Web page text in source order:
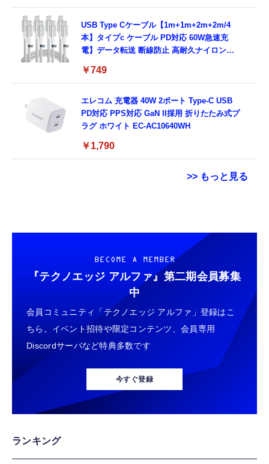
USB Type Cケーブル【1m+1m+2m+2m/4
本】タイプc ケーブル PD対応 60W急速充
電】データ転送 断線防止 高耐久ナイロン
MacBook、iPad Pro/Air、Galaxy、Sony、
￥749
エレコム 充電器 40W 2ポート Type-C USB
PD対応 PPS対応 GaN II採用 折りたたみ式プ
ラグ ホワイト EC-AC10640WH
￥1,790
>> もっと見る
￥949
タイプc 寝ホンイヤホン 寝ホン type-c 有線
睡眠用イヤホン 【音質強化バージョン
iPhone 15/16/17対応】横向きに寝ると耳が圧
迫されない ソフトシリコンで柔らかい 超軽量
超小型 外部ノイズ遮断 音質良い リモコン マ
イク付き 安眠 仕事 勉強 通勤通学最適（黑-
￥2,199
Lightning to 3.5mm イヤホンジャック 変換
MFi認証 【ハイレゾ音質】 内蔵DAC 遅延な
し 48ビット/96KHz 音量調節対応
電】データ転送 断線防止 高耐久ナイロン
iPhone 17/iPhone 16 /iPhone 15 /
MacBook、iPad Pro/Air、Galaxy、Sony、
Pixel Type C機種対応
￥749
ネックストラップ 携帯扇風機 首掛けストラッ
プ ハンディファン ストラップ 吊下げひも 首
掛け 長さ調節可能 (ホワイト 螺旋状)
￥999
エレコム 充電器 40W 2ポート Type-C USB
PD対応 PPS対応 GaN II採用 折りたたみ式プ
ラグ ホワイト EC-AC10640WH
用 折りたたみ式プラグ しろちゃん 【
iPhone16 15 等対応】 EC-AC6920WF
￥1,058
エレコム 充電器 Type-C USB-C 20W USB PD
対応 1ポート PSE認証品 GaN採用 折りたた
み式プラグ ホワイト 【 iPhone16 15 等対
応】 EC-AC6820WH
￥790
エレコム 充電器 45W 2ポート Type-C USB-A
USB PD対応 PPS対応 GaN II採用 折りたた
み式プラグ ホワイト EC-AC11045WH
BECOME A MEMBER
『テクノエッジ アルファ』 第二期会員募集
中
会員コミュニティ「テクノエッジ アルファ」登録はこ
ちら。イベント招待や限定コンテンツ、会員専用
Discordサーバなど特典多数です
今すぐ登録
ランキング